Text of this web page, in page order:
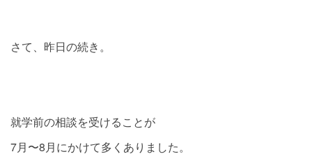
さて、昨日の続き。
就学前の相談を受けることが
7月〜8月にかけて多くありました。